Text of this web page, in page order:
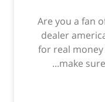
Are you a fan
dealer
for real money
make